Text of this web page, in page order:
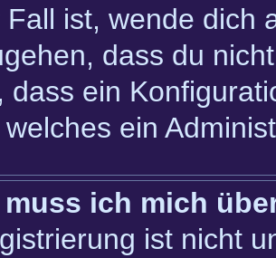
ist, wende dich
dass du
dass ein
ein
muss ich mich
ist nicht